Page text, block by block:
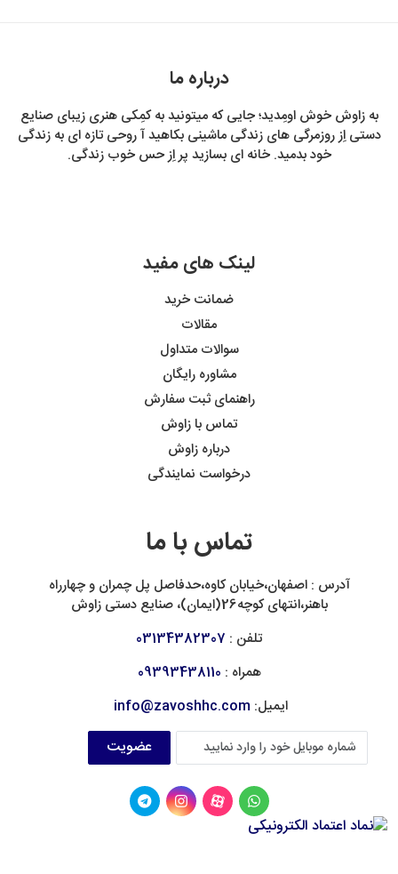
درباره ما
به زاوش خوش اومِدید؛ جایی که میتونید به کمِکی هنری زیبای صنایع
دستی اِز روزمرگی های زندگی ماشینی بکاهید آ روحی تازه ای به زندگی
خود بدمید. خانه ای بسازید پر اِز حس خوب زندگی.
لینک های مفید
ضمانت خرید
مقالات
سوالات متداول
مشاوره رایگان
راهنمای ثبت سفارش
تماس با زاوش
درباره زاوش
درخواست نمایندگی
تماس با ما
آدرس : اصفهان،خیابان کاوه،حدفاصل پل چمران و چهارراه
باهنر،انتهای کوچه26(ایمان)، صنایع دستی زاوش
تلفن : 03134382307
همراه : 09393438110
ایمیل: info@zavoshhc.com
عضویت